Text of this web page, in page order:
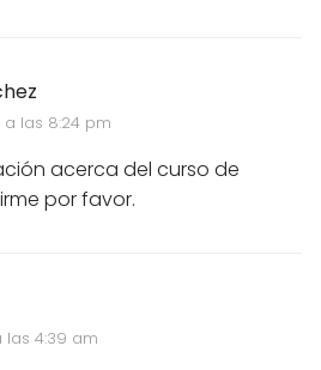
las 8:24 pm
acerca del curso de
por favor.
las 4:39 am